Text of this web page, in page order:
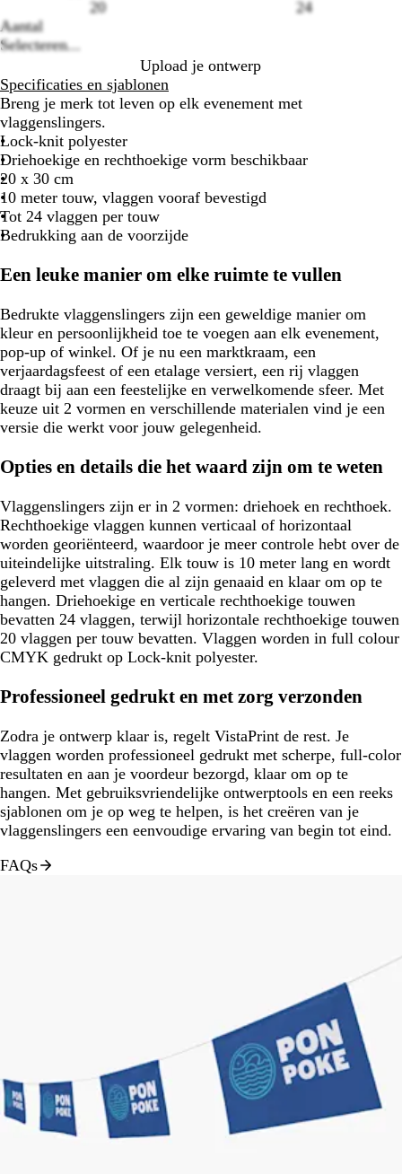
20
24
Aantal
Selecteren...
Upload je ontwerp
Specificaties en sjablonen
Breng je merk tot leven op elk evenement met
vlaggenslingers.
Lock-knit polyester
Driehoekige en rechthoekige vorm beschikbaar
20 x 30 cm
10 meter touw, vlaggen vooraf bevestigd
Tot 24 vlaggen per touw
Bedrukking aan de voorzijde
Een leuke manier om elke ruimte te vullen
Bedrukte vlaggenslingers zijn een geweldige manier om
kleur en persoonlijkheid toe te voegen aan elk evenement,
pop-up of winkel. Of je nu een marktkraam, een
verjaardagsfeest of een etalage versiert, een rij vlaggen
draagt bij aan een feestelijke en verwelkomende sfeer. Met
keuze uit 2 vormen en verschillende materialen vind je een
versie die werkt voor jouw gelegenheid.
Opties en details die het waard zijn om te weten
Vlaggenslingers zijn er in 2 vormen: driehoek en rechthoek.
Rechthoekige vlaggen kunnen verticaal of horizontaal
worden georiënteerd, waardoor je meer controle hebt over de
uiteindelijke uitstraling. Elk touw is 10 meter lang en wordt
geleverd met vlaggen die al zijn genaaid en klaar om op te
hangen. Driehoekige en verticale rechthoekige touwen
bevatten 24 vlaggen, terwijl horizontale rechthoekige touwen
20 vlaggen per touw bevatten. Vlaggen worden in full colour
CMYK gedrukt op Lock-knit polyester.
Professioneel gedrukt en met zorg verzonden
Zodra je ontwerp klaar is, regelt VistaPrint de rest. Je
vlaggen worden professioneel gedrukt met scherpe, full-color
resultaten en aan je voordeur bezorgd, klaar om op te
hangen. Met gebruiksvriendelijke ontwerptools en een reeks
sjablonen om je op weg te helpen, is het creëren van je
vlaggenslingers een eenvoudige ervaring van begin tot eind.
FAQs